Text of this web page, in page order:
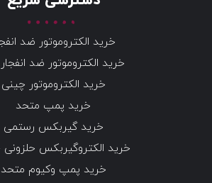
خرید الکتروموتور ضد
خرید الکتروموتور ضد
خرید الکتروموتور چینی
خرید پمپ متحد
خرید گیربکس رستمی
خرید الکتروگیربکس
خرید پمپ وکیوم متحد